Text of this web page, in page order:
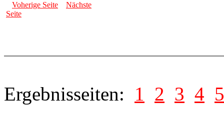
Voherige Seite
Nächste
Seite
Ergebnisseiten: 1 2 3 4 5